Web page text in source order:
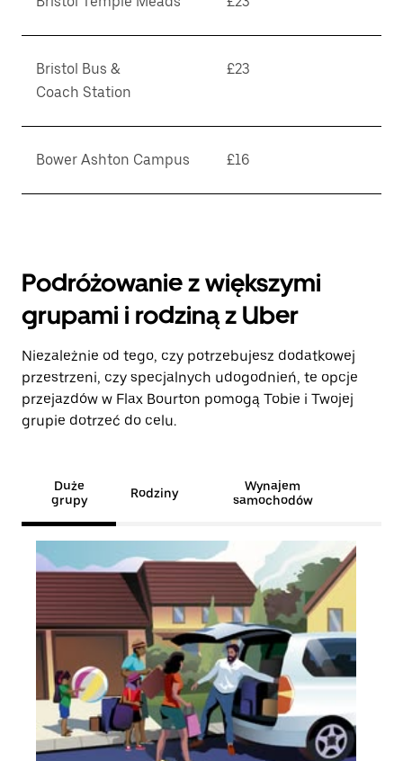
Bristol Bus &
Coach Station
£23
Bower Ashton Campus £16
Podróżowanie z większymi
grupami i rodziną z Uber
Niezależnie od tego, czy potrzebujesz dodatkowej
przestrzeni, czy specjalnych udogodnień, te opcje
przejazdów w Flax Bourton pomogą Tobie i Twojej
grupie dotrzeć do celu.
Duże
grupy
Rodziny
Wynajem
samochodów